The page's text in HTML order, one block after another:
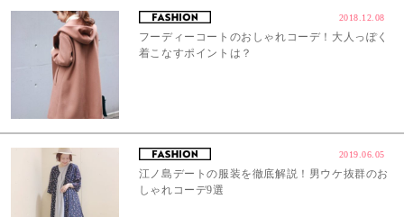
2018.12.08
フーディーコートのおしゃれコーデ！大人っぽく
着こなすポイントは？
2019.06.05
江ノ島デートの服装を徹底解説！男ウケ抜群のお
しゃれコーデ9選